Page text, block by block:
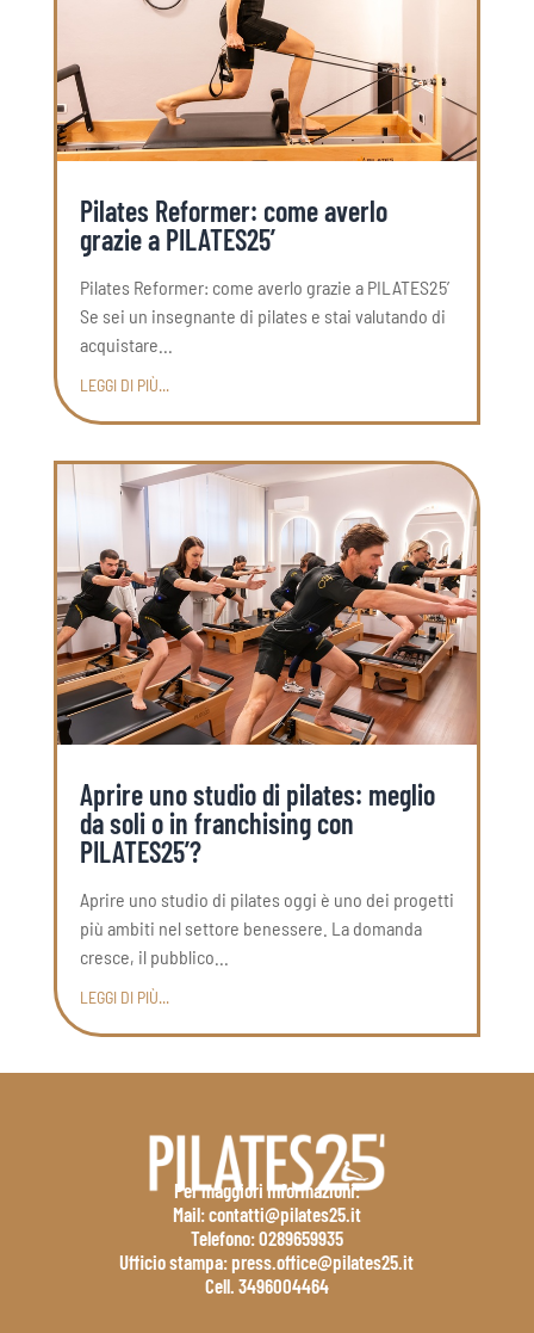
Pilates Reformer: come averlo
grazie a PILATES25’
Pilates Reformer: come averlo grazie a PILATES25’
Se sei un insegnante di pilates e stai valutando di
acquistare...
LEGGI DI PIÙ...
Aprire uno studio di pilates: meglio
da soli o in franchising con
PILATES25’?
Aprire uno studio di pilates oggi è uno dei progetti
più ambiti nel settore benessere. La domanda
cresce, il pubblico...
LEGGI DI PIÙ...
Per maggiori informazioni:
Mail:contatti@pilates25.it
Telefono:0289659935
Ufficio stampa:press.office@pilates25.it
Cell. 3496004464